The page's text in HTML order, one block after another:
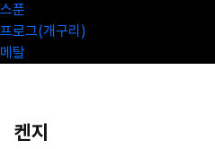
스푼
프로그(개구리)
메탈
켄지